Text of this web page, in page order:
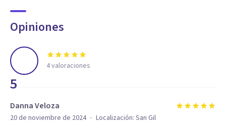
Opiniones
5
4valoraciones
Danna Veloza
20 de noviembre de 2024 · Localización: San Gil